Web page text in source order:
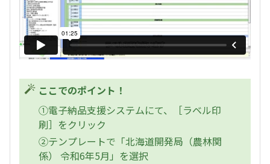
ここでのポイント！
①電子納品支援システムにて、［ラベル印
刷］をクリック
②テンプレートで「北海道開発局（農林関
係） 令和6年5月」を選択